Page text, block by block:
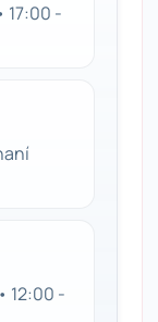
17:00 -
12:00 -